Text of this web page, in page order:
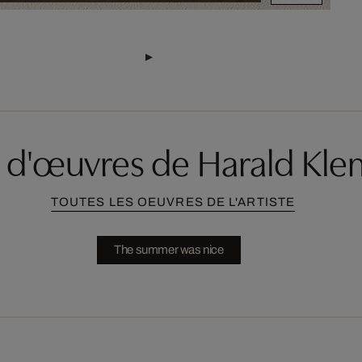
d'œuvres de Harald
TOUTES LES OEUVRES DE L'ARTISTE
The summer was nice